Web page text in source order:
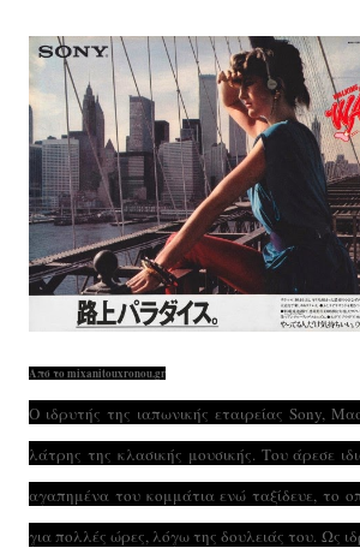
Από το mixanitouxronou.gr
Ο ιδρυτής της ιαπωνικής εταιρείας Sony,
λάτρης της κλασικής μουσικής. Του άρεσε
αγαπημένα του κομμάτια ενώ ταξίδευε, το
για πολλές ώρες, λόγω της δουλειάς του. Ως